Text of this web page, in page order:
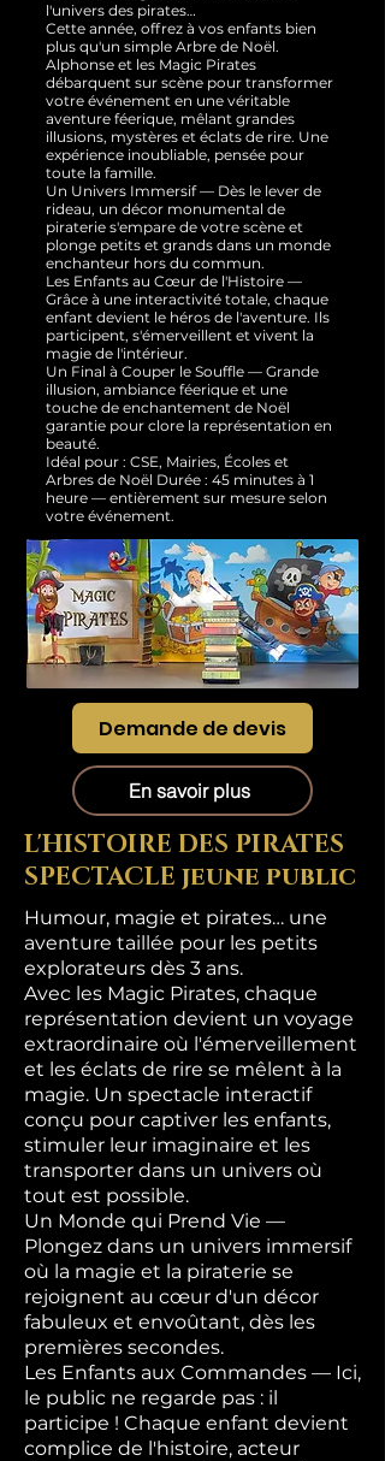
l'univers des pirates…
Cette année, offrez à vos enfants bien
plus qu'un simple Arbre de Noël.
Alphonse et les Magic Pirates
débarquent sur scène pour transformer
votre événement en une véritable
aventure féerique, mêlant grandes
illusions, mystères et éclats de rire. Une
expérience inoubliable, pensée pour
toute la famille.
Un Univers Immersif — Dès le lever de
rideau, un décor monumental de
piraterie s'empare de votre scène et
plonge petits et grands dans un monde
enchanteur hors du commun.
Les Enfants au Cœur de l'Histoire —
Grâce à une interactivité totale, chaque
enfant devient le héros de l'aventure. Ils
participent, s'émerveillent et vivent la
magie de l'intérieur.
Un Final à Couper le Souffle — Grande
illusion, ambiance féerique et une
touche de enchantement de Noël
garantie pour clore la représentation en
beauté.
Idéal pour : CSE, Mairies, Écoles et
Arbres de Noël Durée : 45 minutes à 1
heure — entièrement sur mesure selon
votre événement.
Demande de devis
En savoir plus
L'HISTOIRE DES PIRATES
SPECTACLE jeune public
Humour, magie et pirates… une
aventure taillée pour les petits
explorateurs dès 3 ans.
Avec les Magic Pirates, chaque
représentation devient un voyage
extraordinaire où l'émerveillement
et les éclats de rire se mêlent à la
magie. Un spectacle interactif
conçu pour captiver les enfants,
stimuler leur imaginaire et les
transporter dans un univers où
tout est possible.
Un Monde qui Prend Vie —
Plongez dans un univers immersif
où la magie et la piraterie se
rejoignent au cœur d'un décor
fabuleux et envoûtant, dès les
premières secondes.
Les Enfants aux Commandes — Ici,
le public ne regarde pas : il
participe ! Chaque enfant devient
complice de l'histoire, acteur